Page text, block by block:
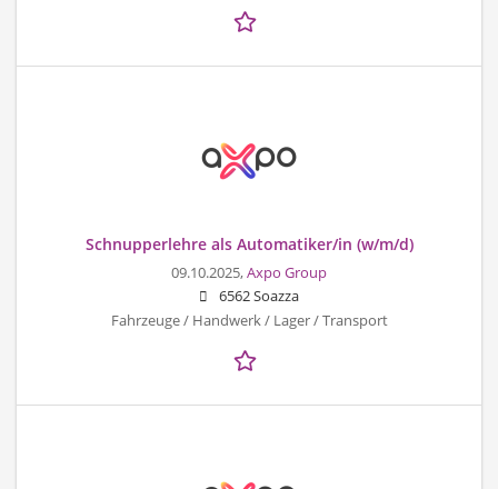
Schnupperlehre als Automatiker/in (w/m/d)
09.10.2025,Axpo Group
6562 Soazza
Fahrzeuge / Handwerk / Lager / Transport